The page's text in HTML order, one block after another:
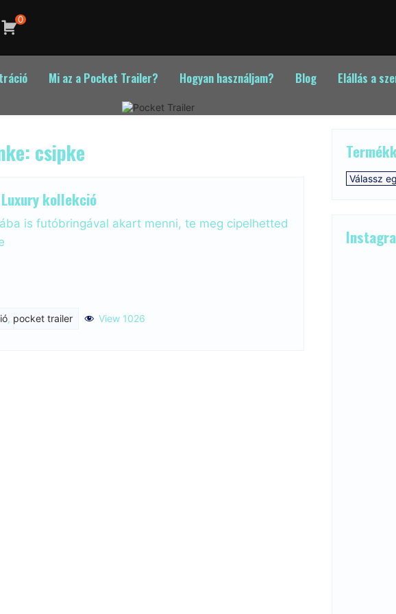
0
Mi az a Pocket Trailer? Hogyan használjam? Blog Elállás a
csipke
kollekció
is futóbringával akart menni, te meg cipelhetted
, pocket trailer View 1026